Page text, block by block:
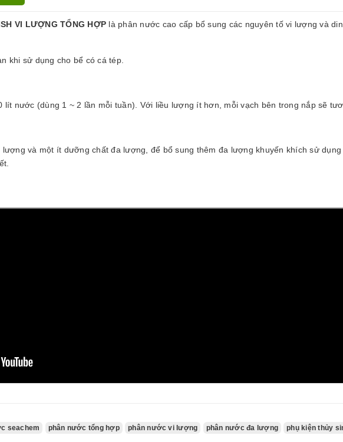
VI LƯỢNG TỔNG HỢP là phân nước cao cấp bổ sung các nguyên tố vi lượng và
khi sử dụng cho bể có cá tép.
lít nước (dùng 1 ~ 2 lần mỗi tuần). Với liều lượng ít hơn, mỗi vạch bên trong nắp sẽ
và một ít dưỡng chất đa lượng, để bổ sung thêm đa lượng khuyến khích sử dụng
seachem phân nước tổng hợp phân nước vi lượng phân nước đa lượng phụ kiện thủy